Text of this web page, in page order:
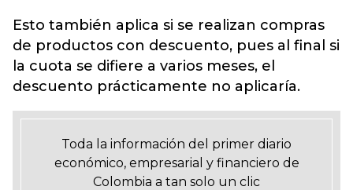
Esto también aplica si se realizan compras
de productos con descuento, pues al final si
la cuota se difiere a varios meses, el
descuento prácticamente no aplicaría.
Toda la información del primer diario
económico, empresarial y financiero de
Colombia a tan solo un clic